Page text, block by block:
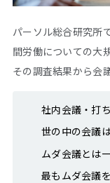
パーソル総合研究所
間労働についての大
その調査結果から会
社内会議・打
世の中の会議
ムダ会議とは
最もムダ会議